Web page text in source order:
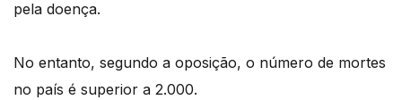
pela doença.
No entanto, segundo a oposição, o número de mortes
no país é superior a 2.000.